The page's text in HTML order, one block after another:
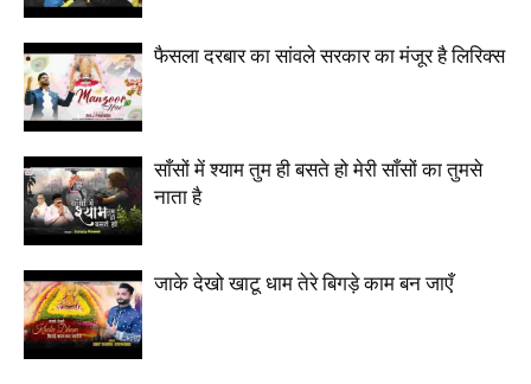
फैसला दरबार का सांवले सरकार का मंजूर है लिरिक्स
साँसों में श्याम तुम ही बसते हो मेरी साँसों का तुमसे
नाता है
जाके देखो खाटू धाम तेरे बिगड़े काम बन जाएँ